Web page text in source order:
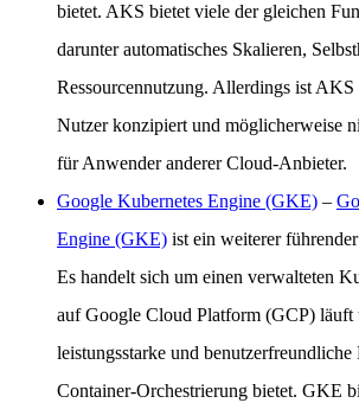
bietet. AKS bietet viele der gleichen
darunter automatisches Skalieren,
Ressourcennutzung. Allerdings ist
Nutzer konzipiert und möglicherweise
für Anwender anderer Cloud-Anbieter.
Google Kubernetes Engine (GKE) –
Engine (GKE) ist ein weiterer
Es handelt sich um einen verwalteten
auf Google Cloud Platform (GCP) läuft
leistungsstarke und
Container-Orchestrierung bietet. GKE